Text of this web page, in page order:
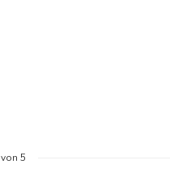
von 5